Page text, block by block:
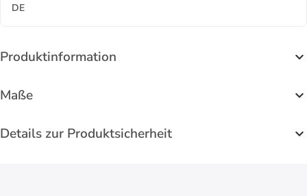
DE
Produktinformation
Maße
Details zur Produktsicherheit